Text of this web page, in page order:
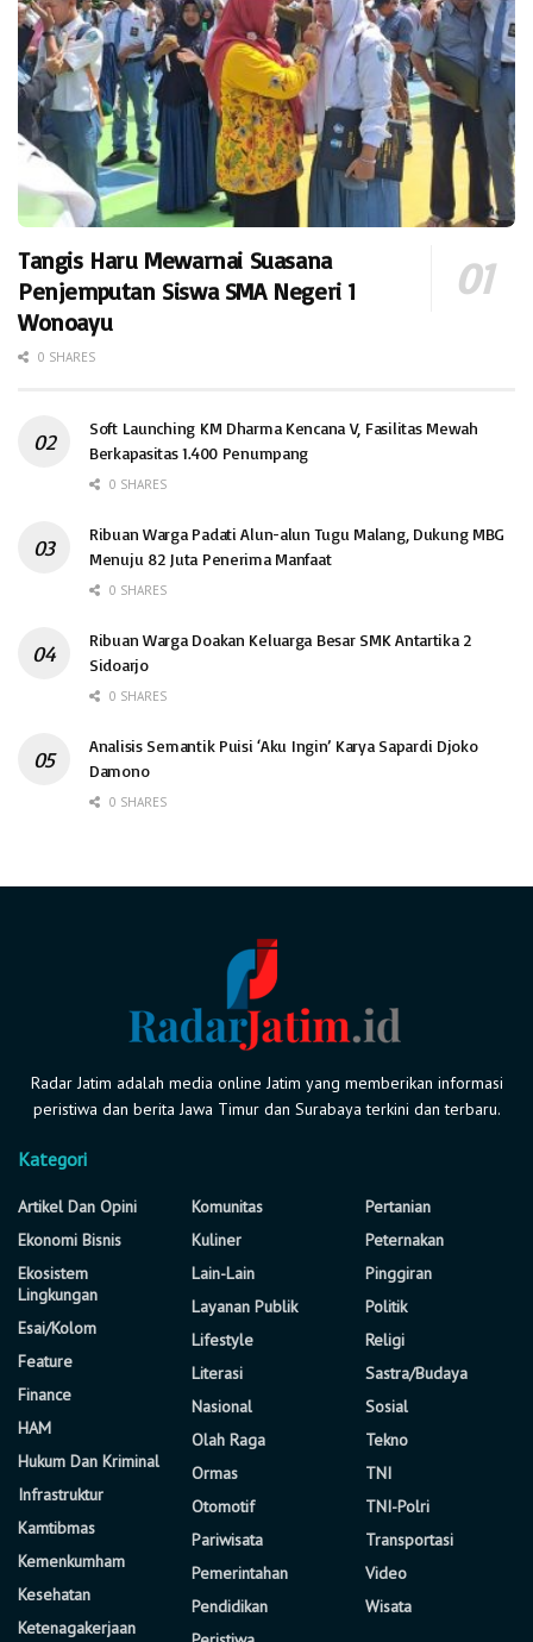
Tangis Haru Mewarnai Suasana
Penjemputan Siswa SMA Negeri 1
Wonoayu
0 SHARES
Soft Launching KM Dharma Kencana V, Fasilitas Mewah
Berkapasitas 1.400 Penumpang
0 SHARES
Ribuan Warga Padati Alun-alun Tugu Malang, Dukung MBG
Menuju 82 Juta Penerima Manfaat
0 SHARES
Ribuan Warga Doakan Keluarga Besar SMK Antartika 2
Sidoarjo
0 SHARES
Analisis Semantik Puisi ‘Aku Ingin’ Karya Sapardi Djoko
Damono
0 SHARES
Radar Jatim adalah media online Jatim yang memberikan informasi
peristiwa dan berita Jawa Timur dan Surabaya terkini dan terbaru.
Kategori
Artikel Dan Opini
Ekonomi Bisnis
Ekosistem
Lingkungan
Esai/Kolom
Feature
Finance
HAM
Hukum Dan Kriminal
Infrastruktur
Kamtibmas
Kemenkumham
Kesehatan
Ketenagakerjaan
Komunitas
Kuliner
Lain-Lain
Layanan Publik
Lifestyle
Literasi
Nasional
Olah Raga
Ormas
Otomotif
Pariwisata
Pemerintahan
Pendidikan
Pertanian
Peternakan
Pinggiran
Politik
Religi
Sastra/Budaya
Sosial
Tekno
TNI
TNI-Polri
Transportasi
Video
Wisata